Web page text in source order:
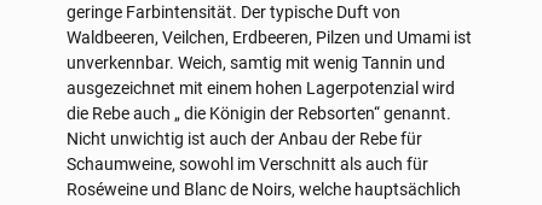
geringe Farbintensität. Der typische Duft von
Waldbeeren, Veilchen, Erdbeeren, Pilzen und Umami ist
unverkennbar. Weich, samtig mit wenig Tannin und
ausgezeichnet mit einem hohen Lagerpotenzial wird
die Rebe auch „ die Königin der Rebsorten“ genannt.
Nicht unwichtig ist auch der Anbau der Rebe für
Schaumweine, sowohl im Verschnitt als auch für
Roséweine und Blanc de Noirs, welche hauptsächlich